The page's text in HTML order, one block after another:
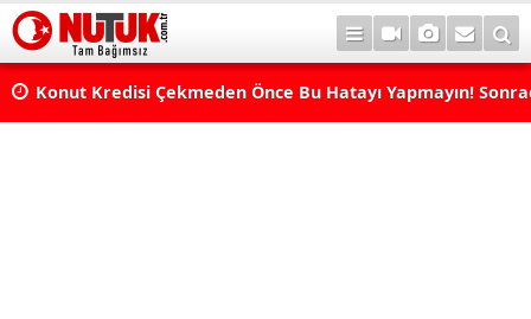
Konut Kredisi Çekmeden Önce Bu Hatayı Yapmayın!